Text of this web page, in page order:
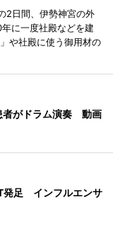
2日間、伊勢神宮の外
に一度社殿などを建
や社殿に使う御用材の
者がドラム演奏 動画
発足 インフルエンサ